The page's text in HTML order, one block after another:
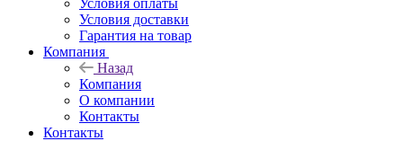
Условия оплаты
Условия доставки
Гарантия на товар
Компания
Назад
Компания
О компании
Контакты
Контакты